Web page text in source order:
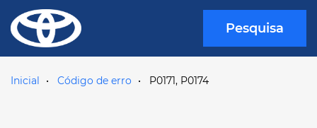
Pesquisa
Inicial Código de erro P0171, P0174